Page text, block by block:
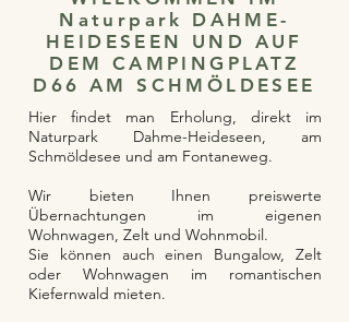
Naturpark DAHME-
HEIDESEEN UND AUF
DEM CAMPINGPLATZ
D66 AM SCHMÖLDESEE
Hier findet man Erholung, direkt im
Naturpark Dahme-Heideseen, am
Schmöldesee und am Fontaneweg.
Wir bieten Ihnen preiswerte
Übernachtungen im eigenen
Wohnwagen, Zelt und Wohnmobil.
Sie können auch einen Bungalow, Zelt
oder Wohnwagen im romantischen
Kiefernwald mieten.